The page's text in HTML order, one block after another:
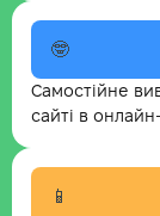
🤓
Самостійне
сайті в
📱